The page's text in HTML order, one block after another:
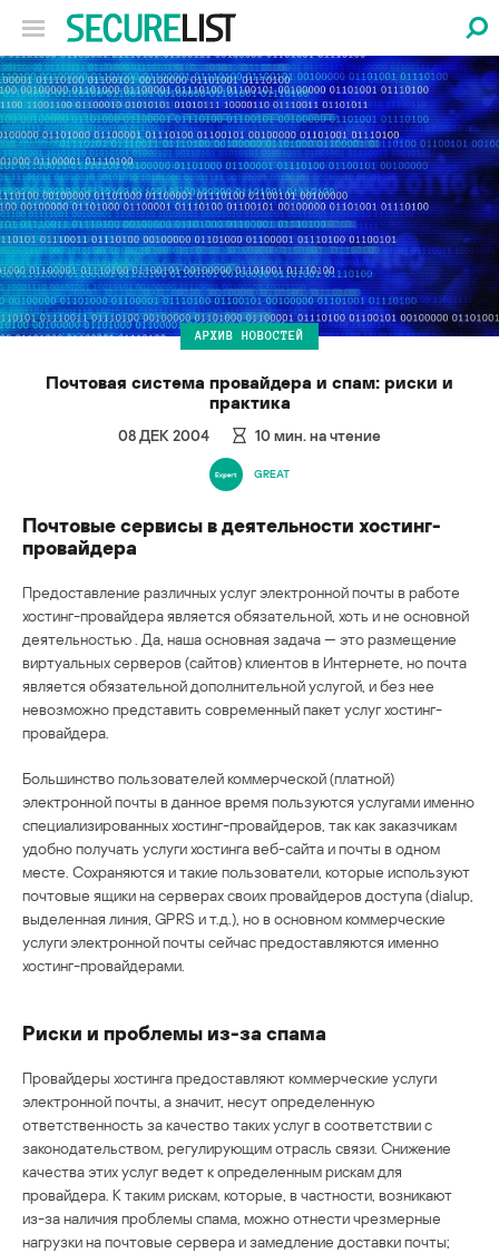
АРХИВ НОВОСТЕЙ
Почтовая система провайдера и спам: риски и
практика
08 ДЕК 2004 10мин. на чтение
GREAT
Почтовые сервисы в деятельности хостинг-
провайдера
Предоставление различных услуг электронной почты в работе
хостинг-провайдера является обязательной, хоть и не основной
деятельностью . Да, наша основная задача — это размещение
виртуальных серверов (сайтов) клиентов в Интернете, но почта
является обязательной дополнительной услугой, и без нее
невозможно представить современный пакет услуг хостинг-
провайдера.
Большинство пользователей коммерческой (платной)
электронной почты в данное время пользуются услугами именно
специализированных хостинг-провайдеров, так как заказчикам
удобно получать услуги хостинга веб-сайта и почты в одном
месте. Сохраняются и такие пользователи, которые используют
почтовые ящики на серверах своих провайдеров доступа (dialup,
выделенная линия, GPRS и т.д.), но в основном коммерческие
услуги электронной почты сейчас предоставляются именно
хостинг-провайдерами.
Риски и проблемы из-за спама
Провайдеры хостинга предоставляют коммерческие услуги
электронной почты, а значит, несут определенную
ответственность за качество таких услуг в соответствии с
законодательством, регулирующим отрасль связи. Снижение
качества этих услуг ведет к определенным рискам для
провайдера. К таким рискам, которые, в частности, возникают
из-за наличия проблемы спама, можно отнести чрезмерные
нагрузки на почтовые сервера и замедление доставки почты;